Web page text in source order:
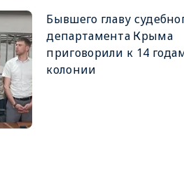
Бывшего главу
департамента Крыма
приговорили к 14
колонии